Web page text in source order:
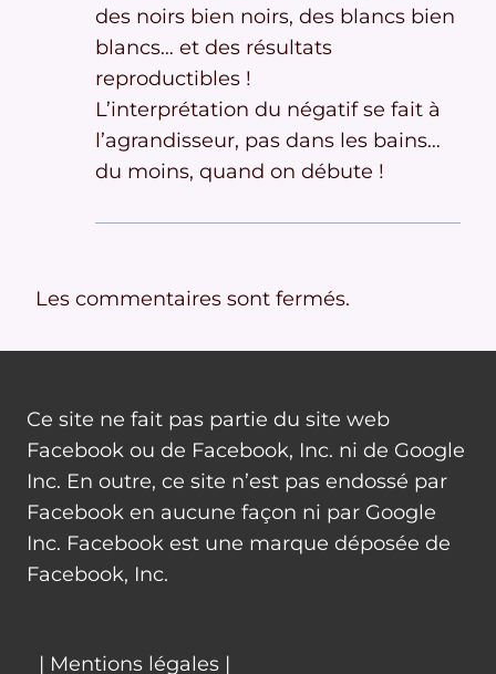
des noirs bien noirs, des blancs bien
blancs… et des résultats
reproductibles !
L’interprétation du négatif se fait à
l’agrandisseur, pas dans les bains…
du moins, quand on débute !
Les commentaires sont fermés.
Ce site ne fait pas partie du site web
Facebook ou de Facebook, Inc. ni de Google
Inc. En outre, ce site n’est pas endossé par
Facebook en aucune façon ni par Google
Inc. Facebook est une marque déposée de
Facebook, Inc.
| Mentions légales |